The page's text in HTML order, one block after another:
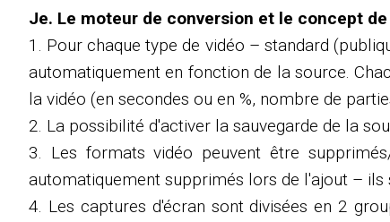
Je. Le moteur de conversion et le concept
1. Pour chaque type de vidéo – standard
automatiquement en fonction de la source.
la vidéo (en secondes ou en %, nombre de
2. La possibilité d'activer la sauvegarde de la
3. Les formats vidéo peuvent être
automatiquement supprimés lors de l'ajout –
4. Les captures d'écran sont divisées en 2